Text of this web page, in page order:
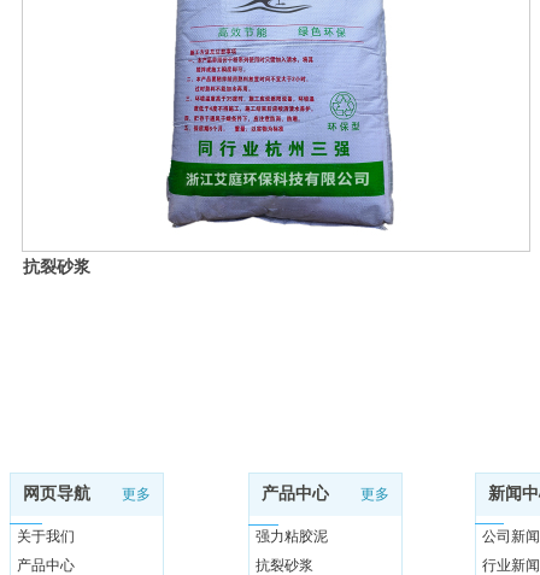
抗裂砂浆
网页导航 更多
关于我们
产品中心
产品中心 更多
强力粘胶泥
抗裂砂浆
新闻
公司新闻
行业新闻